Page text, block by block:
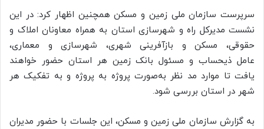
سرپرست سازمان ملی زمین و مسکن همچنین اظهار کرد: در این
نشست مدیرکل راه و شهرسازی استان به همراه معاونان املاک و
حقوقی، مسکن و بازآفرینی شهری، شهرسازی و معماری،
عامل ذیحساب و مسئول بانک زمین هر استان حضور خواهند
یافت تا موارد مد نظر به‌صورت پروژه به پروژه و به تفکیک هر
شهر در استان بررسی شود.
به گزارش سازمان ملی زمین و مسکن، این جلسات با حضور مدیران